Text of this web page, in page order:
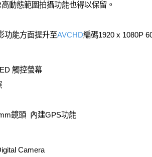
動態範圍拍攝功能也得以保留。
功能方面提升至AVCHD編碼1920 x 1080P
觸控螢幕
鏡頭 內建GPS功能
Camera